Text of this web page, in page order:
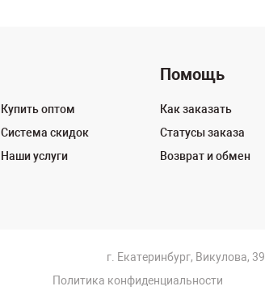
Купить оптом
Система скидок
Наши услуги
Помощь
Как заказать
Статусы заказа
Возврат и обмен
г. Екатеринбург, Викулова, 39
Политика конфиденциальности